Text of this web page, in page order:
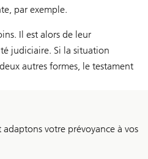
par exemple.
Il est alors de leur
judiciaire. Si la situation
autres formes, le testament
votre prévoyance à vos